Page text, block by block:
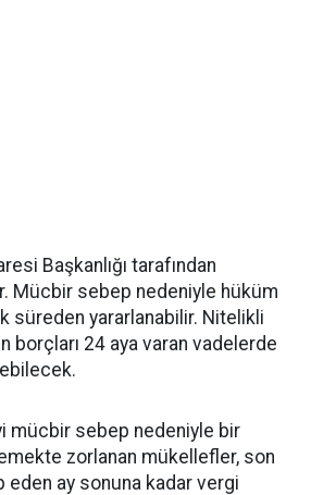
Başkanlığı tarafından
Mücbir sebep nedeniyle hüküm
süreden yararlanabilir. Nitelikli
borçları 24 aya varan vadelerde
mücbir sebep nedeniyle bir
zorlanan mükellefler, son
eden ay sonuna kadar vergi